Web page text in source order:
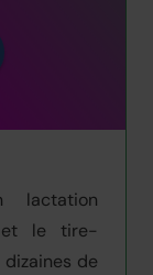
lactation
et le tire-
de